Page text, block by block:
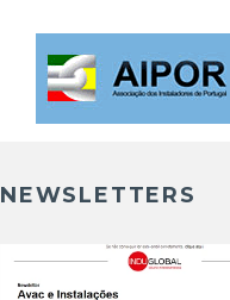
NEWSLETTERS